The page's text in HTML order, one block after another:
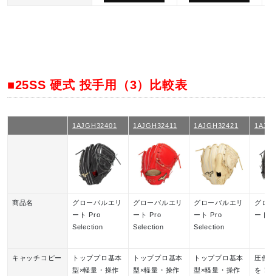
■25SS 硬式 投手用（3）比較表
1AJGH32401 1AJGH32411 1AJGH32421
商品名
グローバルエリ
ート Pro
Selection
グローバルエリ
ート Pro
Selection
グローバルエリ
ート Pro
Selection
グロ
ート
キャッチコピー
トッププロ基本
型×軽量・操作
トッププロ基本
型×軽量・操作
トッププロ基本
型×軽量・操作
圧倒
を！